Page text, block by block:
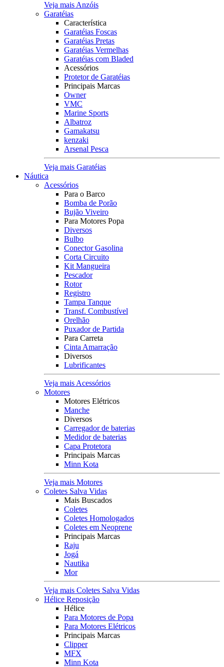
Veja mais Anzóis
Garatéias
Característica
Garatéias Foscas
Garatéias Pretas
Garatéias Vermelhas
Garatéias com Bladed
Acessórios
Protetor de Garatéias
Principais Marcas
Owner
VMC
Marine Sports
Albatroz
Gamakatsu
kenzaki
Arsenal Pesca
Veja mais Garatéias
Náutica
Acessórios
Para o Barco
Bomba de Porão
Bujão Viveiro
Para Motores Popa
Diversos
Bulbo
Conector Gasolina
Corta Circuito
Kit Mangueira
Pescador
Rotor
Registro
Tampa Tanque
Transf. Combustível
Orelhão
Puxador de Partida
Para Carreta
Cinta Amarração
Diversos
Lubrificantes
Veja mais Acessórios
Motores
Motores Elétricos
Manche
Diversos
Carregador de baterias
Medidor de baterias
Capa Protetora
Principais Marcas
Minn Kota
Veja mais Motores
Coletes Salva Vidas
Mais Buscados
Coletes
Coletes Homologados
Coletes em Neoprene
Principais Marcas
Raju
Jogá
Nautika
Mor
Veja mais Coletes Salva Vidas
Hélice Reposição
Hélice
Para Motores de Popa
Para Motores Elétricos
Principais Marcas
Clipper
MFX
Minn Kota